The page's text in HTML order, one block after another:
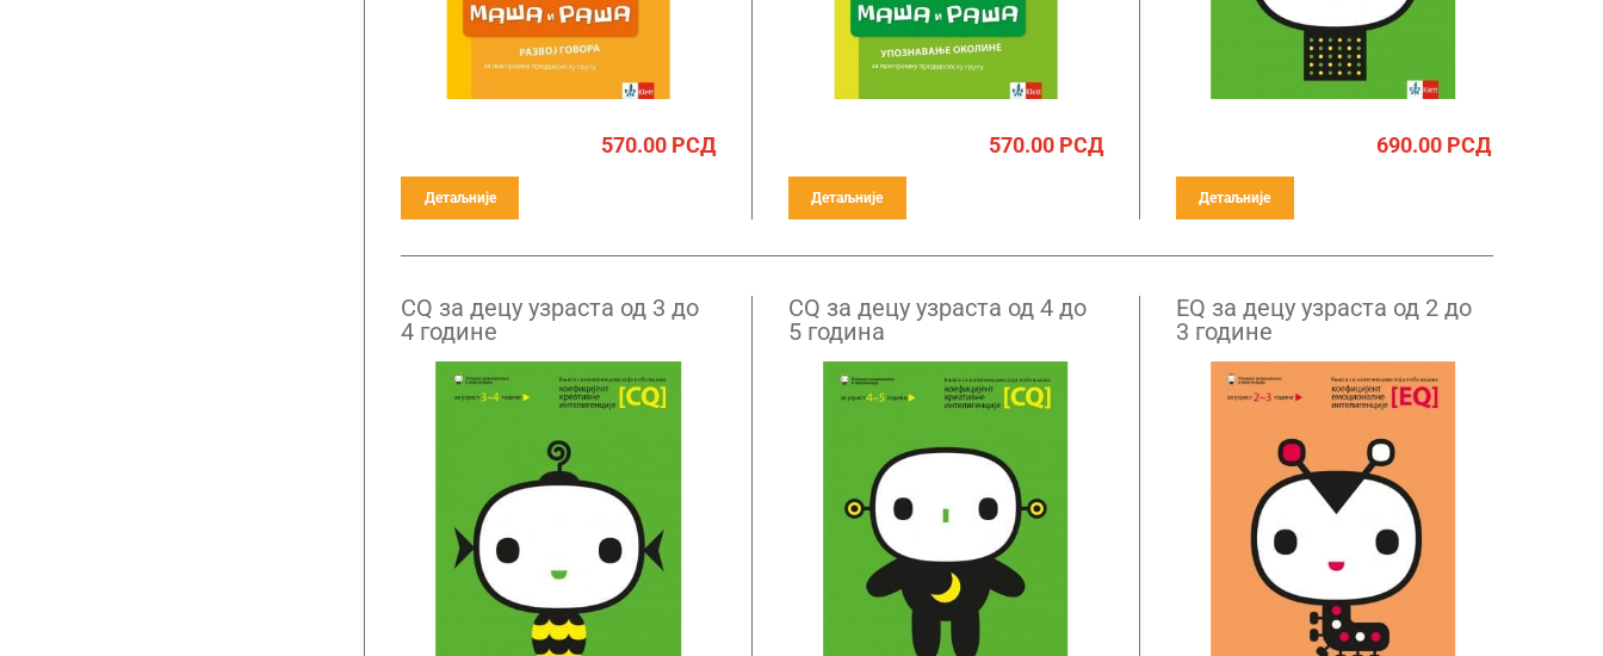
570.00РСД
Детаљније
570.00РСД
Детаљније
690.00РСД
Детаљније
CQ за децу узраста од 3 до
4 године
CQ за децу узраста од 4 до
5 година
EQ за децу узраста од 2 до
3 године